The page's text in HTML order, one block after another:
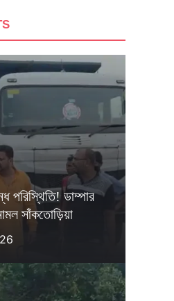
পরিস্থিতি! ডাম্পার
সাঁকতোড়িয়া